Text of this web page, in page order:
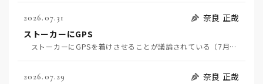
2026.07.31
奈良 正哉
ストーカーにGPS
ストーカーにGPSを着けさせることが議論されている（7月29日日経）。反対派は「ストーカーにも人権…
2026.07.29
奈良 正哉